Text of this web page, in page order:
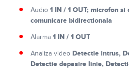
Audio 1 IN / 1 OUT; microfon
comunicare bidirectionala
Alarma 1 IN / 1 OUT
Analiza video Detectie intrus,
Detectie depasire linie,